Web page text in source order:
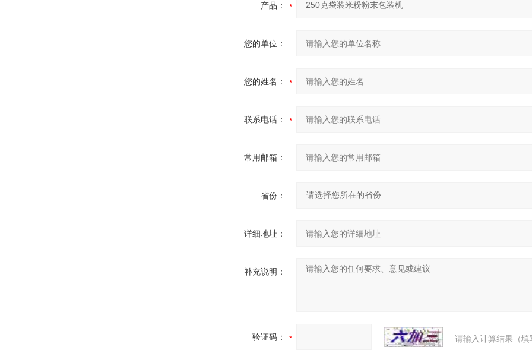
产品：
您的单位：
您的姓名：
联系电话：
常用邮箱：
省份：
详细地址：
补充说明：
验证码： 请输入计算结果（